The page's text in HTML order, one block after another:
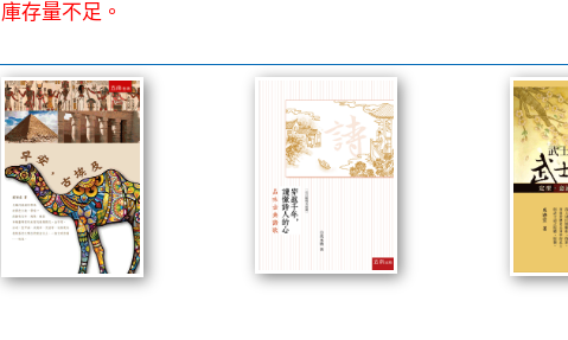
庫存量不足。